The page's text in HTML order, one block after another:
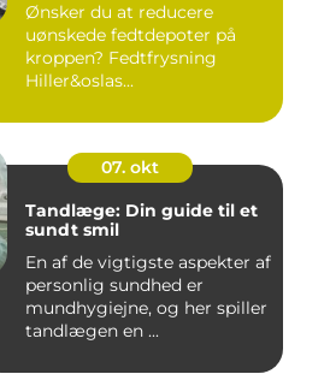
Ønsker du at reducere
uønskede fedtdepoter på
kroppen? Fedtfrysning
Hiller&oslas...
07. okt
Tandlæge: Din guide til et
sundt smil
En af de vigtigste aspekter af
personlig sundhed er
mundhygiejne, og her spiller
tandlægen en ...